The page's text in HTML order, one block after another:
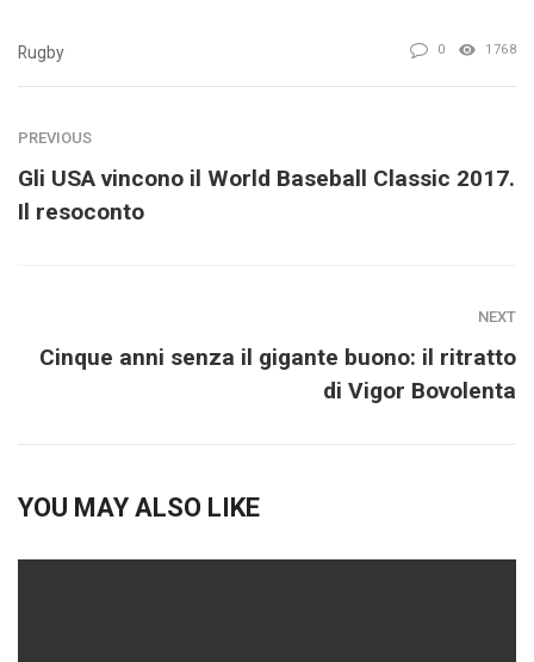
Rugby 0 1768
PREVIOUS
Gli USA vincono il World Baseball Classic 2017.
Il resoconto
NEXT
Cinque anni senza il gigante buono: il ritratto
di Vigor Bovolenta
YOU MAY ALSO LIKE